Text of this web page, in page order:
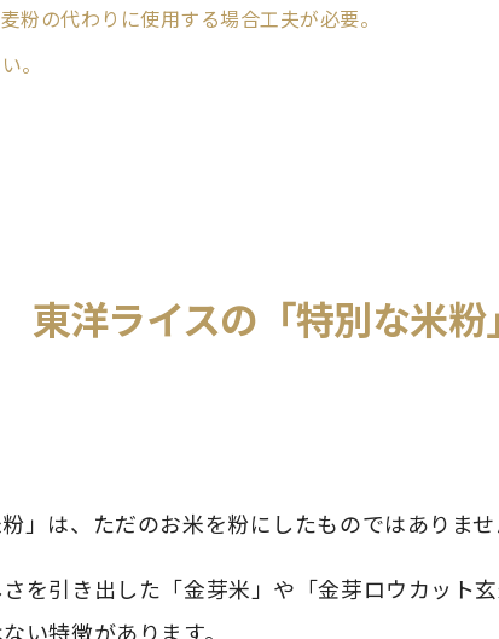
粉の代わりに使用する場合工夫が必要。
。
東洋ライスの「特別な米粉
」は、ただのお米を粉にしたものではありま
を引き出した「金芽米」や「金芽ロウカット
い特徴があります。